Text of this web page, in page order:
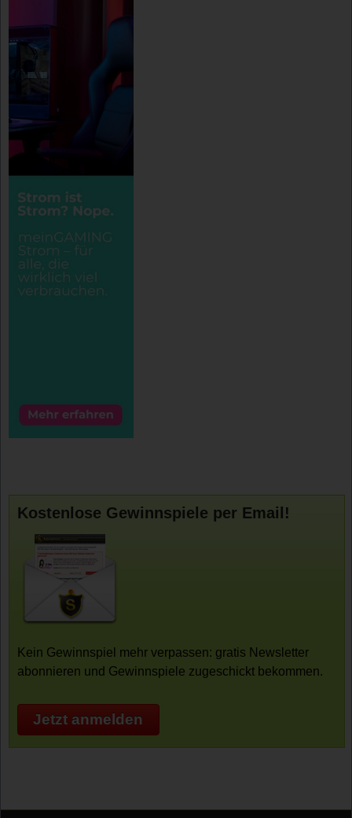
Kostenlose Gewinnspiele per Email!
Kein Gewinnspiel mehr verpassen: gratis Newsletter
abonnieren und Gewinnspiele zugeschickt bekommen.
Jetzt anmelden